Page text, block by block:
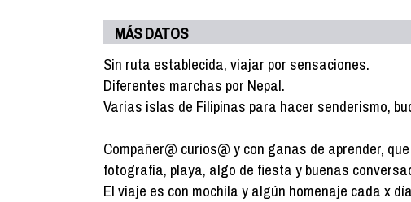
MÁS DATOS
Sin ruta establecida, viajar por sensaciones.
Diferentes marchas por Nepal.
Varias islas de Filipinas para hacer senderismo,
Compañer@ curios@ y con ganas de aprender,
fotografía, playa, algo de fiesta y buenas
El viaje es con mochila y algún homenaje cada x